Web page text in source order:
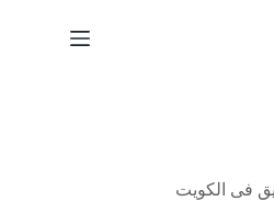
فى الكويت